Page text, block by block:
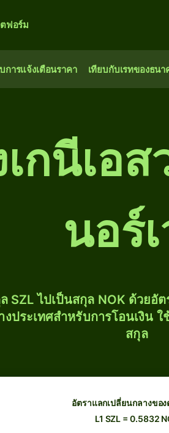
ฟอร์ม
การแจ้งเตือนราคา เทียบกับเรทของธนา
กนีเอ
นอร์
SZL ไปเป็นสกุล NOK ด้วยอั
ประเทศสำหรับการโอนเงิน ใ
สกุล
อัตราแลกเปลี่ยนกลางขอ
L1 SZL = 0.5832